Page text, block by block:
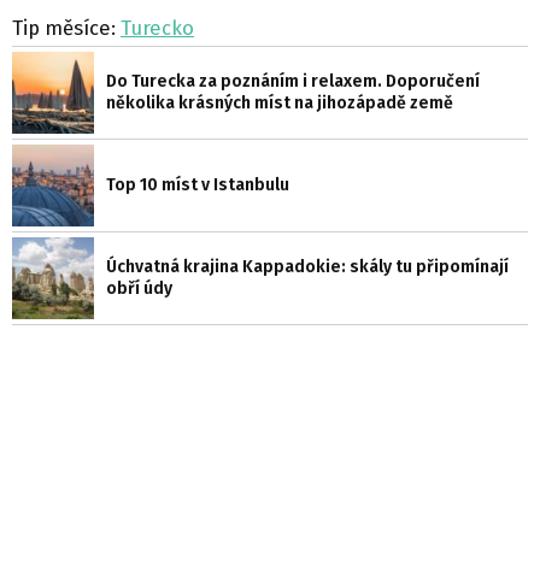
Tip měsíce: Turecko
Do Turecka za poznáním i relaxem. Doporučení
několika krásných míst na jihozápadě země
Top 10 míst v Istanbulu
Úchvatná krajina Kappadokie: skály tu připomínají
obří údy